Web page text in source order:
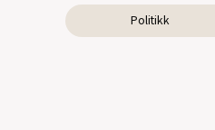
Politikk